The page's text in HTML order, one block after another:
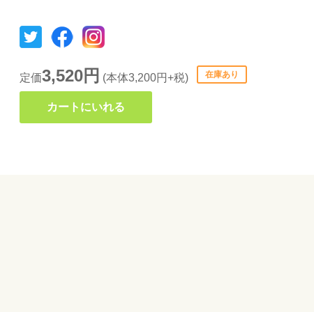
定価3,520円 (本体3,200円+税) 在庫あり
カートにいれる